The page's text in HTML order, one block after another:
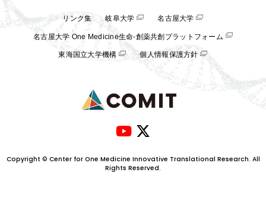
リンク集 岐阜大学 名古屋大学
名古屋大学 One Medicine生命-創薬共創プラットフォーム
東海国立大学機構 個人情報保護方針
Copyright © Center for One Medicine Innovative Translational Research. All
Rights Reserved.